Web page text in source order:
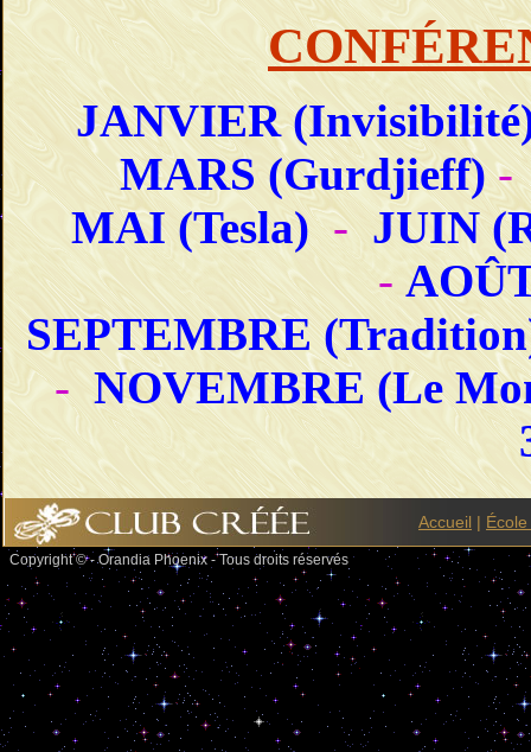
JANVIER
MARS (Gurdjieff)
MAI (Tesla)-JUIN
-
SEPTEMBRE
-NOVEMBRE (Le
Accueil |
Copyright © - Orandia Phoenix - Tous droits réservés